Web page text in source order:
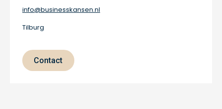
info@businesskansen.nl
Tilburg
Contact